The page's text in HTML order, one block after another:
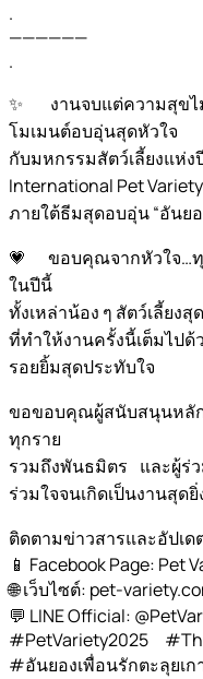
.
——————
.
✨ งานจบแต่ความสุ
โมเมนต์อบอุ่นสุดหัวใจ
กับมหกรรมสัตว์เลี้ยงแห่
International Pet
ภายใต้ธีมสุดอบอุ่น “อันย
💗 ขอบคุณจากหัวใจ…ทุ
ในปีนี้
ทั้งเหล่าน้อง ๆ สัตว์เลี้ยง
ที่ทำให้งานครั้งนี้เต็มไปด้
รอยยิ้มสุดประทับใจ
ขอขอบคุณผู้สนับสนุนหลั
ทุกราย
รวมถึงพันธมิตร และผู้ร่
ร่วมใจจนเกิดเป็นงานสุด
ติดตามข่าวสารและอัปเ
📱 Facebook Page: Pet
🌐 เว็บไซต์: pet-
💬 LINE Official:
#PetVariety2025
#อันยองเพื่อนรักตะลุยเก